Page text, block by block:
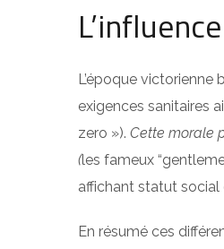
L’époque
exigences sanitaires
zero »). Cette morale
(les fameux
affichant statut social
En résumé ces